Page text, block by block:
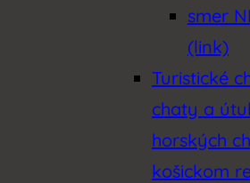
smer
(link)
Turistické
chaty a
horských
košickom